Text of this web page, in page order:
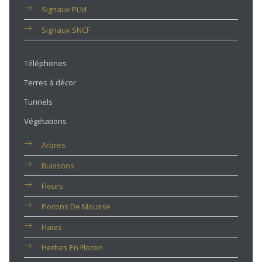
Signaux PLM
Signaux SNCF
Téléphones
Terres à décor
Tunnels
Végétations
Arbres
Buissons
Fleurs
Flocons De Mousse
Haies
Herbes En Flocon